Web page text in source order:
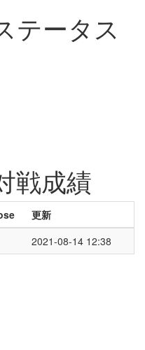
テータス
戦成績
更新
2021-08-14 12:38